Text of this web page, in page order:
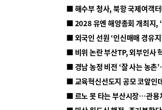
■ 해수부 청사, 북항 국제여객
■ 2028 유엔 해양총회 개최지,
■ 외국인 선원 ‘인신매매 경유
■ 비위 논란 부산TP, 외부인사
■ 르노 못 타는 부산시장…관용